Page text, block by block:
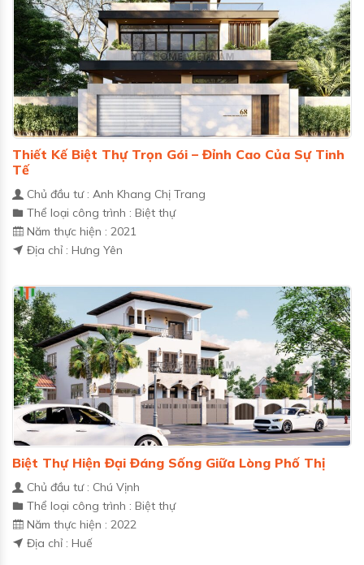
Thiết Kế Biệt Thự Trọn Gói – Đỉnh Cao Của Sự Tinh
Tế
Chủ đầu tư : Anh Khang Chị Trang
Thể loại công trình : Biệt thự
Năm thực hiện : 2021
Địa chỉ : Hưng Yên
Biệt Thự Hiện Đại Đáng Sống Giữa Lòng Phố Thị
Chủ đầu tư : Chú Vịnh
Thể loại công trình : Biệt thự
Năm thực hiện : 2022
Địa chỉ : Huế